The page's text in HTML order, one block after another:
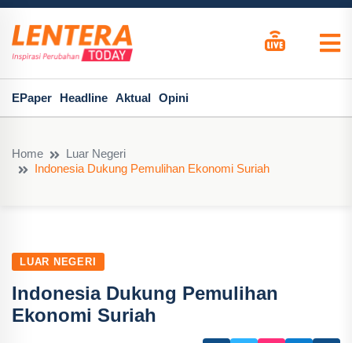
EPaper Headline Aktual Opini
Home
Luar Negeri
Indonesia Dukung Pemulihan Ekonomi Suriah
LUAR NEGERI
Indonesia Dukung Pemulihan
Ekonomi Suriah